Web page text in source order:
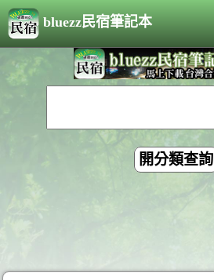
bluezz民宿筆記本
開分類查詢